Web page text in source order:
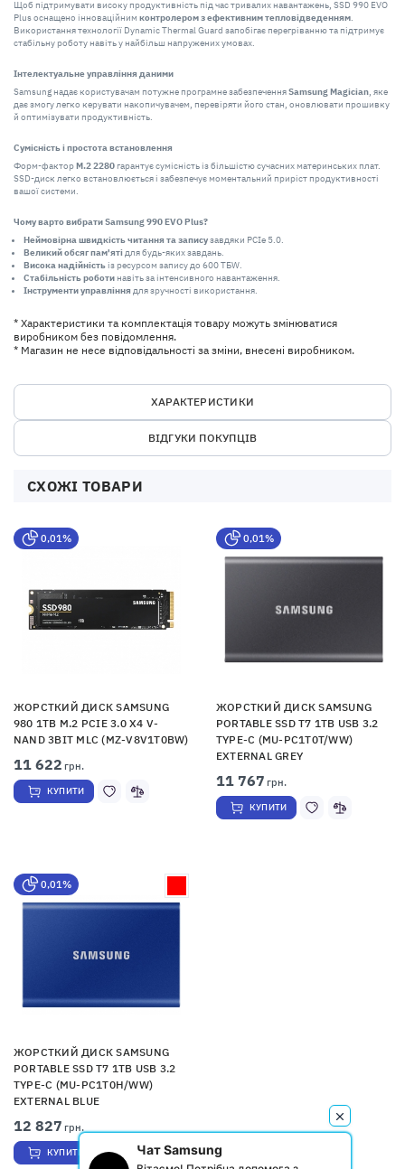
Щоб підтримувати високу продуктивність під час тривалих навантажень, SSD 990 EVO
Plus оснащено інноваційним контролером з ефективним тепловідведенням.
Використання технології Dynamic Thermal Guard запобігає перегріванню та підтримує
стабільну роботу навіть у найбільш напружених умовах.
Інтелектуальне управління даними
Samsung надає користувачам потужне програмне забезпеченняSamsung Magician, яке
дає змогу легко керувати накопичувачем, перевіряти його стан, оновлювати прошивку
й оптимізувати продуктивність.
Сумісність і простота встановлення
Форм-факторM.2 2280 гарантує сумісність із більшістю сучасних материнських плат.
SSD-диск легко встановлюється і забезпечує моментальний приріст продуктивності
вашої системи.
Чому варто вибрати Samsung 990 EVO Plus?
Неймовірна швидкість читання та записузавдяки PCIe 5.0.
Великий обсяг пам'ятідля будь-яких завдань.
Висока надійність із ресурсом запису до 600 ТБW.
Стабільність роботи навіть за інтенсивного навантаження.
Інструменти управління для зручності використання.
* Характеристики та комплектація товару можуть змінюватися
виробником без повідомлення.
* Магазин не несе відповідальності за зміни, внесені виробником.
ХАРАКТЕРИСТИКИ
ВІДГУКИ ПОКУПЦІВ
СХОЖІ ТОВАРИ
0,01%
ЖОРСТКИЙ ДИСК SAMSUNG
980 1TB M.2 PCIE 3.0 X4 V-
NAND 3BIT MLC (MZ-V8V1T0BW)
11 622 грн.
КУПИТИ
0,01%
ЖОРСТКИЙ ДИСК SAMSUNG
PORTABLE SSD T7 1TB USB 3.2
TYPE-C (MU-PC1T0T/WW)
EXTERNAL GREY
11 767 грн.
КУПИТИ
0,01%
ЖОРСТКИЙ ДИСК SAMSUNG
PORTABLE SSD T7 1TB USB 3.2
TYPE-C (MU-PC1T0H/WW)
EXTERNAL BLUE
12 827 грн.
КУПИТИ Чат Samsung